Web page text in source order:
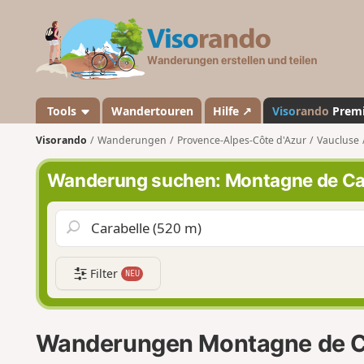
a
n
d
o
Tools Wandertouren Hilfe ↗ Visorando
Visorando Wanderungen Provence-Alpes-Côte d'Azur Vaucluse
Wanderung suchen: Montagne de
Filter NEU
Wanderungen Montagne de